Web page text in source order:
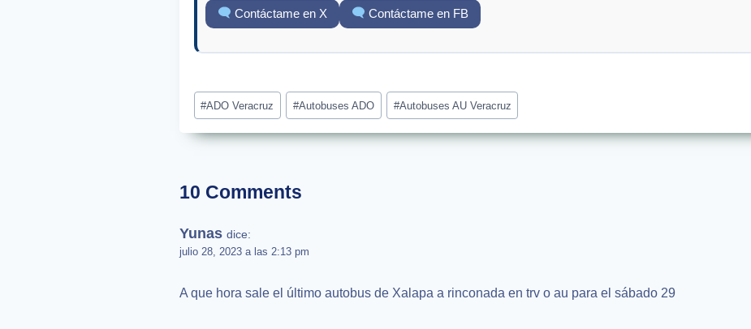
Contáctame en X Contáctame en FB
Post
Tags:
#ADO Veracruz #Autobuses ADO #Autobuses AU Veracruz
10 Comments
Yunas dice:
julio 28, 2023 a las 2:13 pm
A que hora sale el último autobus de Xalapa a rinconada en trv o au para el sábado 29